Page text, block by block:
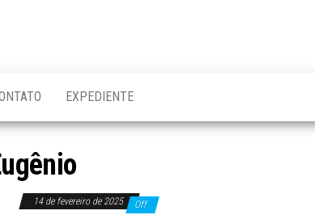
EXPEDIENTE
14 de fevereiro de 2025 Off